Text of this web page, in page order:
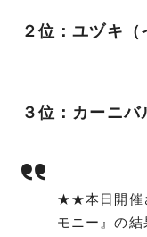
２位：ユヅキ（
３位：カーニバ
★★本日開催
モニー』の